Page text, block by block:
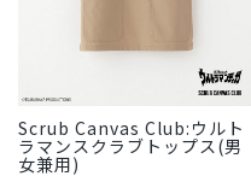
Scrub Canvas Club:ウルト
ラマンスクラブトップス(男
女兼用)